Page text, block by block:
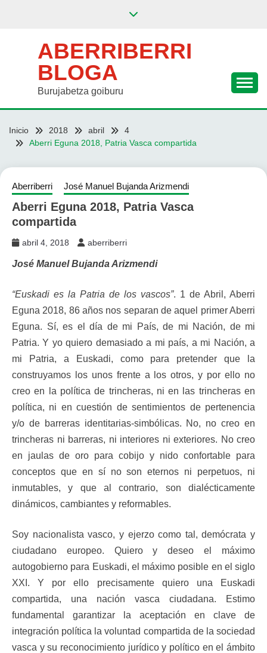
ABERRIBERRI
BLOGA
Burujabetza goiburu
Inicio 2018 abril
4
Aberri Eguna 2018, Patria Vasca compartida
Aberriberri José Manuel Bujanda Arizmendi
Aberri Eguna 2018, Patria Vasca
compartida
abril 4, 2018 aberriberri
José Manuel Bujanda Arizmendi
“Euskadi es la Patria de los vascos”. 1 de Abril, Aberri
Eguna 2018, 86 años nos separan de aquel primer Aberri
Eguna. Sí, es el día de mi País, de mi Nación, de mi
Patria. Y yo quiero demasiado a mi país, a mi Nación, a
mi Patria, a Euskadi, como para pretender que la
construyamos los unos frente a los otros, y por ello no
creo en la política de trincheras, ni en las trincheras en
política, ni en cuestión de sentimientos de pertenencia
y/o de barreras identitarias-simbólicas. No, no creo en
trincheras ni barreras, ni interiores ni exteriores. No creo
en jaulas de oro para cobijo y nido confortable para
conceptos que en sí no son eternos ni perpetuos, ni
inmutables, y que al contrario, son dialécticamente
dinámicos, cambiantes y reformables.
Soy nacionalista vasco, y ejerzo como tal, demócrata y
ciudadano europeo. Quiero y deseo el máximo
autogobierno para Euskadi, el máximo posible en el siglo
XXI. Y por ello precisamente quiero una Euskadi
compartida, una nación vasca ciudadana. Estimo
fundamental garantizar la aceptación en clave de
integración política la voluntad compartida de la sociedad
vasca y su reconocimiento jurídico y político en el ámbito